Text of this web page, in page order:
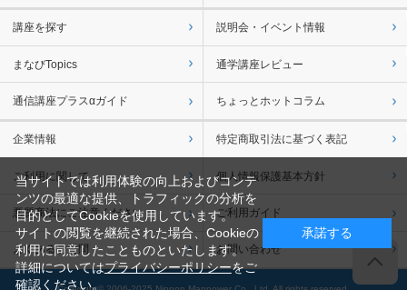
講座を探す 説明会・イベント情報
まなびTopics 通学講座レビュー
通信講座プラスαガイド ちょっとホットコラム
企業情報 特定商取引法に基づく表記
ご利用に関して 個人情報保護基本方針
悪質商法にご注意ください ご利用ガイド
よくあるご質問 お問い合わせ
当サイトでは利用体験の向上およびコンテ
ンツの最適な提供、トラフィックの分析を
目的としてCookieを使用しています。
サイトの閲覧を継続された場合、Cookieの
利用に同意したことものといたします。
詳細についてはプライバシーポリシーをご
確認ください。
承諾する